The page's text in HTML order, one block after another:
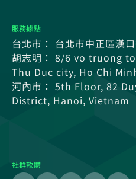
服務據點
台北市： 台北市中正區漢
胡志明： 8/6 vo truong
Thu Duc city, Ho Chi
河內市： 5th Floor, 82
District, Hanoi, Vietnam
社群軟體